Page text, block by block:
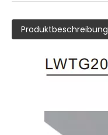
Produktbeschreibung